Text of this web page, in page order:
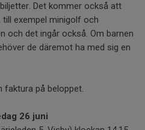
Det kommer också att
exempel minigolf och
och det ingår också. Om barnen
de däremot ha med sig en
på beloppet.
26 juni